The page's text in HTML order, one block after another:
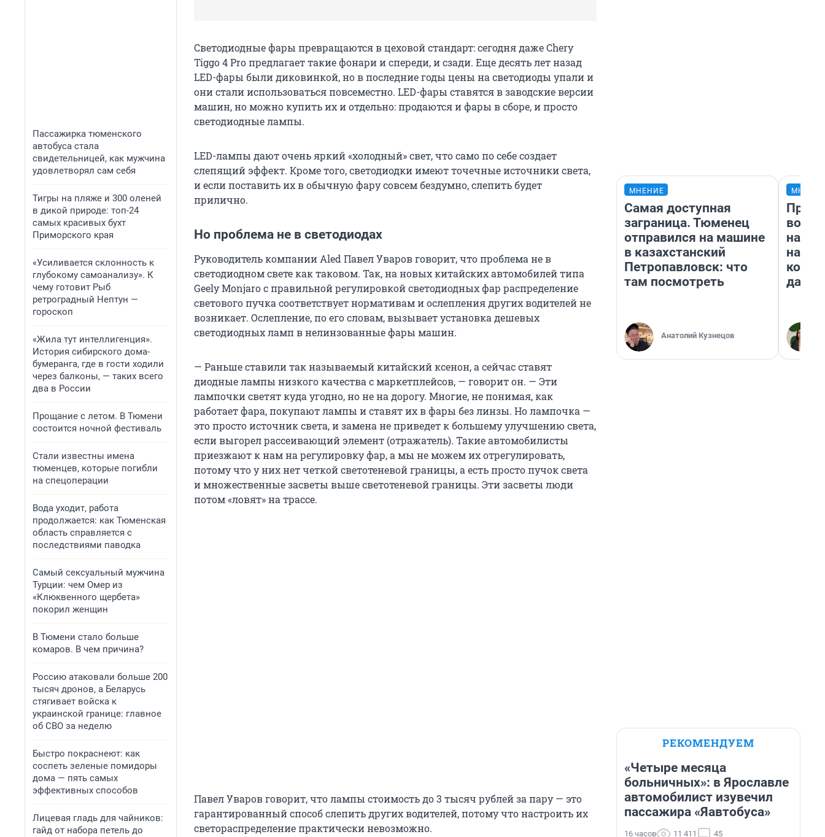
Пассажирка тюменского
автобуса стала
свидетельницей, как мужчина
удовлетворял сам себя
Тигры на пляже и 300 оленей
в дикой природе: топ-24
самых красивых бухт
Приморского края
«Усиливается склонность к
глубокому самоанализу». К
чему готовит Рыб
ретроградный Нептун —
гороскоп
«Жила тут интеллигенция».
История сибирского дома-
бумеранга, где в гости ходили
через балконы, — таких всего
два в России
Прощание с летом. В Тюмени
состоится ночной фестиваль
Стали известны имена
тюменцев, которые погибли
на спецоперации
Вода уходит, работа
продолжается: как Тюменская
область справляется с
последствиями паводка
Самый сексуальный мужчина
Турции: чем Омер из
«Клюквенного щербета»
покорил женщин
В Тюмени стало больше
комаров. В чем причина?
Россию атаковали больше 200
тысяч дронов, а Беларусь
стягивает войска к
украинской границе: главное
об СВО за неделю
Быстро покраснеют: как
соспеть зеленые помидоры
дома — пять самых
эффективных способов
Лицевая гладь для чайников:
гайд от набора петель до
Светодиодные фары превращаются в цеховой стандарт: сегодня даже Chery
Tiggo 4 Pro предлагает такие фонари и спереди, и сзади. Еще десять лет назад
LED-фары были диковинкой, но в последние годы цены на светодиоды упали и
они стали использоваться повсеместно. LED-фары ставятся в заводские версии
машин, но можно купить их и отдельно: продаются и фары в сборе, и просто
светодиодные лампы.
LED-лампы дают очень яркий «холодный» свет, что само по себе создает
слепящий эффект. Кроме того, светодиодки имеют точечные источники света,
и если поставить их в обычную фару совсем бездумно, слепить будет
прилично.
Но проблема не в светодиодах
Руководитель компании Aled Павел Уваров говорит, что проблема не в
светодиодном свете как таковом. Так, на новых китайских автомобилей типа
Geely Monjaro с правильной регулировкой светодиодных фар распределение
светового пучка соответствует нормативам и ослепления других водителей не
возникает. Ослепление, по его словам, вызывает установка дешевых
светодиодных ламп в нелинзованные фары машин.
— Раньше ставили так называемый китайский ксенон, а сейчас ставят
диодные лампы низкого качества с маркетплейсов, — говорит он. — Эти
лампочки светят куда угодно, но не на дорогу. Многие, не понимая, как
работает фара, покупают лампы и ставят их в фары без линзы. Но лампочка —
это просто источник света, и замена не приведет к большему улучшению света,
если выгорел рассеивающий элемент (отражатель). Такие автомобилисты
приезжают к нам на регулировку фар, а мы не можем их отрегулировать,
потому что у них нет четкой светотеневой границы, а есть просто пучок света
и множественные засветы выше светотеневой границы. Эти засветы люди
потом «ловят» на трассе.
Павел Уваров говорит, что лампы стоимость до 3 тысяч рублей за пару — это
гарантированный способ слепить других водителей, потому что настроить их
светораспределение практически невозможно.
МНЕНИЕ
Самая доступная
заграница. Тюменец
отправился на машине
в казахстанский
Петропавловск: что
там посмотреть
Анатолий Кузнецов
нам
даже
РЕКОМЕНДУЕМ
«Четыре месяца
больничных»: в Ярославле
автомобилист изувечил
пассажира «Яавтобуса»
16 часов 11 411 45